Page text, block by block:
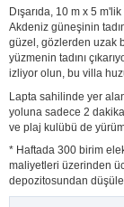
Dışarıda, 10 m x 5
Akdeniz güneşinin
güzel, gözlerden uzak
yüzmenin tadını
izliyor olun, bu villa
Lapta sahilinde yer
yoluna sadece 2
ve plaj kulübü de
* Haftada 300 birim
maliyetleri üzerinden
depozitosundan